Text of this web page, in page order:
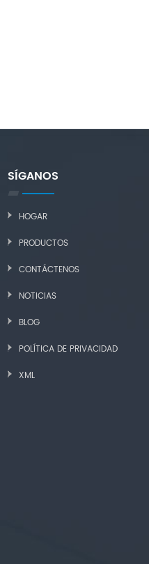
SÍGANOS
HOGAR
PRODUCTOS
CONTÁCTENOS
NOTICIAS
BLOG
POLÍTICA DE PRIVACIDAD
XML